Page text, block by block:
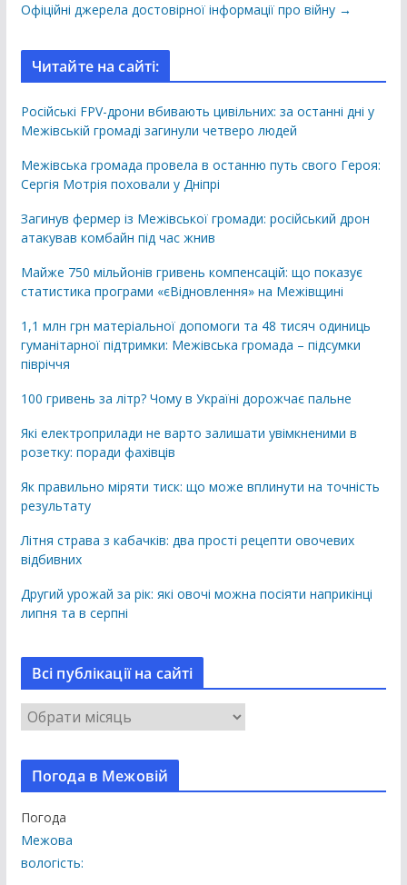
Офіційні джерела достовірної інформації про війну →
Читайте на сайті:
Російські FPV-дрони вбивають цивільних: за останні дні у
Межівській громаді загинули четверо людей
Межівська громада провела в останню путь свого Героя:
Сергія Мотрія поховали у Дніпрі
Загинув фермер із Межівської громади: російський дрон
атакував комбайн під час жнив
Майже 750 мільйонів гривень компенсацій: що показує
статистика програми «єВідновлення» на Межівщині
1,1 млн грн матеріальної допомоги та 48 тисяч одиниць
гуманітарної підтримки: Межівська громада – підсумки
півріччя
100 гривень за літр? Чому в Україні дорожчає пальне
Які електроприлади не варто залишати увімкненими в
розетку: поради фахівців
Як правильно міряти тиск: що може вплинути на точність
результату
Літня страва з кабачків: два прості рецепти овочевих
відбивних
Другий урожай за рік: які овочі можна посіяти наприкінці
липня та в серпні
Всі публікації на сайті
В
с
і
б
л
і
Погода в Межовій
Погода
Межова
вологість: